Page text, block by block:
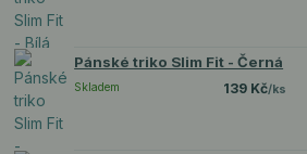
Pánské triko Slim Fit - Černá
139 Kč/ks
Skladem